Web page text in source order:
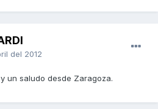
del 2012
un saludo desde Zaragoza.